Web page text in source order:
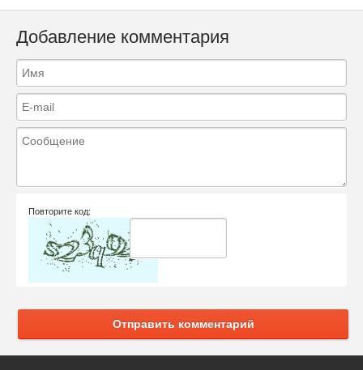
Добавление комментария
Повторите код:
Отправить комментарий